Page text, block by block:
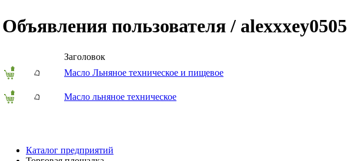
Объявления пользователя / alexxxey0505
Заголовок
Масло Льняное техническое и пищевое
Масло льняное техническое
Каталог предприятий